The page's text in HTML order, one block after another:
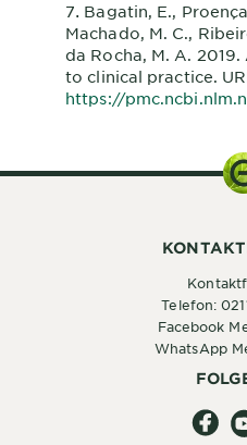
Bagatin, E.,
Machado, M. C.,
da Rocha, M. A.
to clinical practice.
https://
Telefon:
Facebook
WhatsApp